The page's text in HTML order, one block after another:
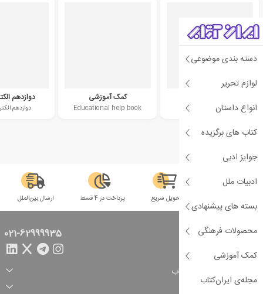
دسته بندی موضوعی
لوازم تحریر
انواع داستان
کتاب های برگزیده
جوایز ادبی
ادبیات ملل
بسته های پیشنهادی
محصولات فرهنگی
کمک آموزشی
مجله‌ی ایران‌کتاب
second high school
کمک آموزشی
Educational help book
دوازدهم
دوازدهم
تحویل سریع پرداخت در 4 قسط ارسال بین‌الملل
تماس با ما 021-62999935
راهنمای خرید از ایران کتاب
ثبت سفارش
شرایط ارسال سفارش
شیوه پرداخت
تخفیف‌های خرید
خدمات مشتریان